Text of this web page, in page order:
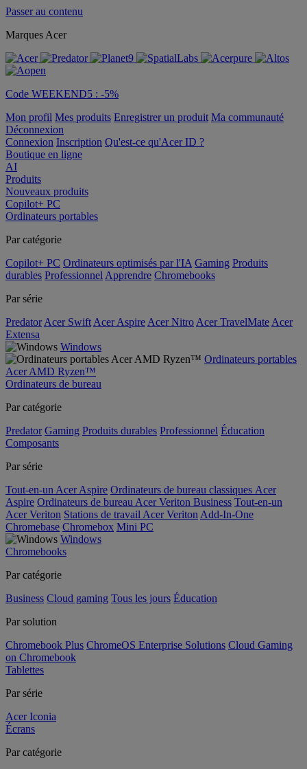
Passer au contenu
Marques Acer
Code WEEKEND5 : -5%
Mon profil Mes produits Enregistrer un produit Ma communauté
Déconnexion
Connexion Inscription Qu'est-ce qu'Acer ID ?
Boutique en ligne
AI
Produits
Nouveaux produits
Copilot+ PC
Ordinateurs portables
Par catégorie
Copilot+ PC Ordinateurs optimisés par l'IA Gaming Produits
durables Professionnel Apprendre Chromebooks
Par série
Predator Acer Swift Acer Aspire Acer Nitro Acer TravelMate Acer
Extensa
Windows
Ordinateurs portables
Acer AMD Ryzen™
Ordinateurs de bureau
Par catégorie
Predator Gaming Produits durables Professionnel Éducation
Composants
Par série
Tout-en-un Acer Aspire Ordinateurs de bureau classiques Acer
Aspire Ordinateurs de bureau Acer Veriton Business Tout-en-un
Acer Veriton Stations de travail Acer Veriton Add-In-One
Chromebase Chromebox Mini PC
Windows
Chromebooks
Par catégorie
Business Cloud gaming Tous les jours Éducation
Par solution
Chromebook Plus ChromeOS Enterprise Solutions Cloud Gaming
on Chromebook
Tablettes
Par série
Acer Iconia
Écrans
Par catégorie